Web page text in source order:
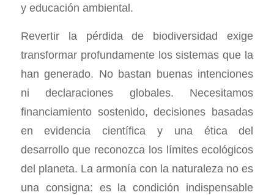
y educación ambiental.
Revertir la pérdida de biodiversidad exige
transformar profundamente los sistemas que la
han generado. No bastan buenas intenciones
ni declaraciones globales. Necesitamos
financiamiento sostenido, decisiones basadas
en evidencia científica y una ética del
desarrollo que reconozca los límites ecológicos
del planeta. La armonía con la naturaleza no es
una consigna: es la condición indispensable